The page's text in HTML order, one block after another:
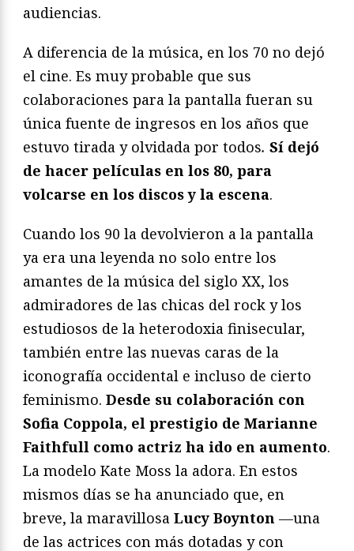
audiencias.
A diferencia de la música, en los 70 no dejó
el cine. Es muy probable que sus
colaboraciones para la pantalla fueran su
única fuente de ingresos en los años que
estuvo tirada y olvidada por todos. Sí dejó
de hacer películas en los 80, para
volcarse en los discos y la escena.
Cuando los 90 la devolvieron a la pantalla
ya era una leyenda no solo entre los
amantes de la música del siglo XX, los
admiradores de las chicas del rock y los
estudiosos de la heterodoxia finisecular,
también entre las nuevas caras de la
iconografía occidental e incluso de cierto
feminismo. Desde su colaboración con
Sofia Coppola, el prestigio de Marianne
Faithfull como actriz ha ido en aumento.
La modelo Kate Moss la adora. En estos
mismos días se ha anunciado que, en
breve, la maravillosa Lucy Boynton —una
de las actrices con más dotadas y con